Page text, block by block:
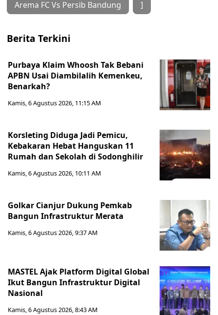
Arema FC Vs Persib Bandung ]
Berita Terkini
Purbaya Klaim Whoosh Tak Bebani
APBN Usai Diambilalih Kemenkeu,
Benarkah?
Kamis, 6 Agustus 2026, 11:15 AM
Korsleting Diduga Jadi Pemicu,
Kebakaran Hebat Hanguskan 11
Rumah dan Sekolah di Sodonghilir
Kamis, 6 Agustus 2026, 10:11 AM
Golkar Cianjur Dukung Pemkab
Bangun Infrastruktur Merata
Kamis, 6 Agustus 2026, 9:37 AM
MASTEL Ajak Platform Digital Global
Ikut Bangun Infrastruktur Digital
Nasional
Kamis, 6 Agustus 2026, 8:43 AM